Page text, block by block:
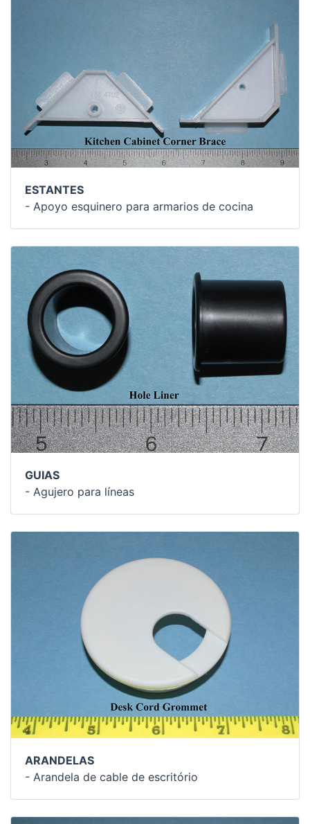
ESTANTES
- Apoyo esquinero para armarios de cocina
GUIAS
- Agujero para líneas
ARANDELAS
- Arandela de cable de escritório